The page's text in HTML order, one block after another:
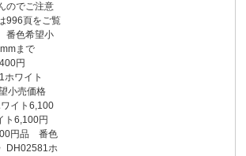
のでご注意
996頁をご覧
番色希望小
まで
円
ホワイト
小売価格
イト6,100
ト6,100円
円品 番色
DH02581ホ